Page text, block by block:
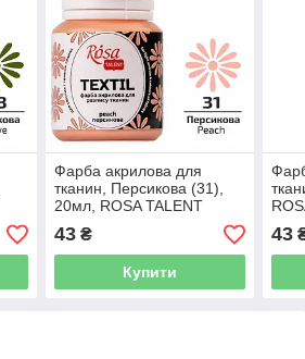
Фарба акрилова для
тканин, Персикова (31),
20мл, ROSA TALENT
43₴
Купити
43